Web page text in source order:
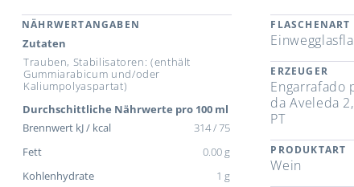
NÄHRWERTANGABEN
Zutaten
Trauben, Stabilisatoren: (enthält
Gummiarabicum und/oder
Kaliumpolyaspartat)
Durchschittliche Nährwerte pro 100 ml
Brennwert kJ / kcal
314 / 75
Fett
0.00 g
Kohlenhydrate
1 g
FLASCHENART
ERZEUGER
Engarrafado
da Aveleda
PT
PRODUKTART
Wein